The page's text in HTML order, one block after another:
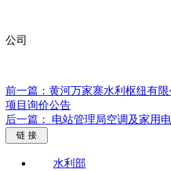
黄河万家寨
公司
2021年
前一篇： ​黄河万家寨水利枢纽有
项目询价公告
后一篇： 电站管理局空调及家用
链 接
水利部